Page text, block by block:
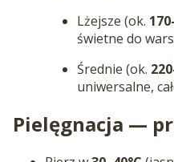
Lżejsze (ok.
świetne do
Średnie (ok.
uniwersalne,
Pielęgnacja —